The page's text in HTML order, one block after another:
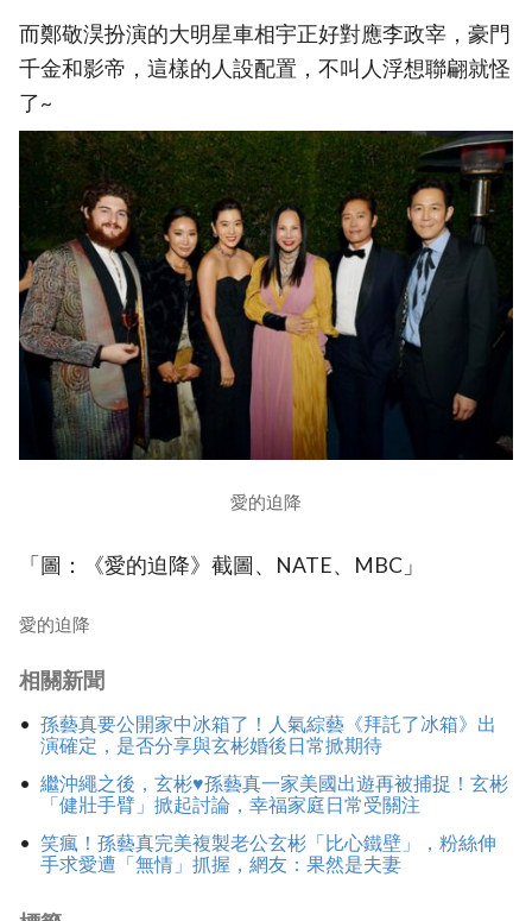
而鄭敬淏扮演的大明星車相宇正好對應李政宰，豪門
千金和影帝，這樣的人設配置，不叫人浮想聯翩就怪
了~
愛的迫降
「圖：《愛的迫降》截圖、NATE、MBC」
愛的迫降
相關新聞
孫藝真要公開家中冰箱了！人氣綜藝《拜託了冰箱》出
演確定，是否分享與玄彬婚後日常掀期待
繼沖繩之後，玄彬♥孫藝真一家美國出遊再被捕捉！玄彬
「健壯手臂」掀起討論，幸福家庭日常受關注
笑瘋！孫藝真完美複製老公玄彬「比心鐵壁」，粉絲伸
手求愛遭「無情」抓握，網友：果然是夫妻